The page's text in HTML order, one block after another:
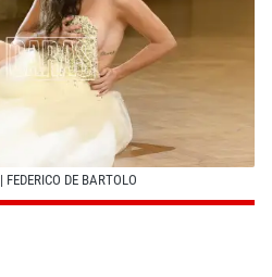
| FEDERICO DE BARTOLO